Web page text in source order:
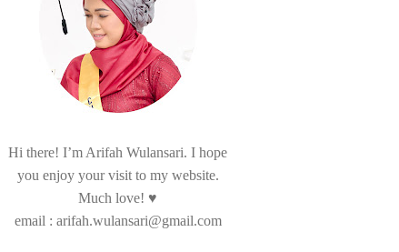
Hi there! I’m Arifah Wulansari. I hope
you enjoy your visit to my website.
Much love! ♥
email : arifah.wulansari@gmail.com